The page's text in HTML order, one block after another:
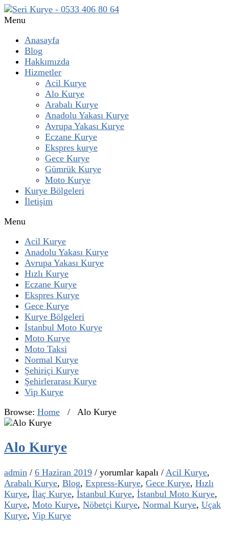
Menu
Anasayfa
Blog
Hakkımızda
Hizmetler
Acil Kurye
Alo Kurye
Arabalı Kurye
Anadolu Yakası Kurye
Avrupa Yakası Kurye
Eczane Kurye
Ekspres kurye
Gece Kurye
Gümrük Kurye
Moto Kurye
Kurye Bölgeleri
İletişim
Menu
Acil Kurye
Anadolu Yakası Kurye
Avrupa Yakası Kurye
Hızlı Kurye
Eczane Kurye
Ekspres Kurye
Gece Kurye
Kurye Bölgeleri
İstanbul Moto Kurye
Moto Kurye
Moto Taksi
Normal Kurye
Şehiriçi Kurye
Şehirlerarası Kurye
Vip Kurye
Browse: Home / Alo Kurye
Alo Kurye
admin / 6 Haziran 2019 / Alo
Kurye
için
yorumlar kapalı / Acil Kurye,
Arabalı Kurye, Blog, Express-Kurye, Gece Kurye, Hızlı
Kurye, İlaç Kurye, İstanbul Kurye, İstanbul Moto Kurye,
Kurye, Moto Kurye, Nöbetçi Kurye, Normal Kurye, Uçak
Kurye, Vip Kurye